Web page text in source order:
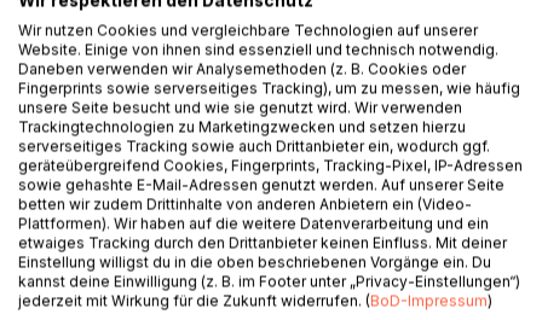
Auf die Merkliste
Titel bewerten
BESCHREIBUNG
Es gibt kein Schwarz oder Weiß. Kein Gut oder Böse. Der
Wir nutzen Cookies und vergleichbare Technologien auf unserer
Website. Einige von ihnen sind essenziell und technisch notwendig.
Daneben verwenden wir Analysemethoden (z. B. Cookies oder
Fingerprints sowie serverseitiges Tracking), um zu messen, wie häufig
unsere Seite besucht und wie sie genutzt wird. Wir verwenden
Trackingtechnologien zu Marketingzwecken und setzen hierzu
serverseitiges Tracking sowie auch Drittanbieter ein, wodurch ggf.
geräteübergreifend Cookies, Fingerprints, Tracking-Pixel, IP-Adressen
sowie gehashte E-Mail-Adressen genutzt werden. Auf unserer Seite
betten wir zudem Drittinhalte von anderen Anbietern ein (Video-
Plattformen). Wir haben auf die weitere Datenverarbeitung und ein
etwaiges Tracking durch den Drittanbieter keinen Einfluss. Mit deiner
Einstellung willigst du in die oben beschriebenen Vorgänge ein. Du
kannst deine Einwilligung (z. B. im Footer unter „Privacy-Einstellungen“)
jederzeit mit Wirkung für die Zukunft widerrufen. (BoD-Impressum)